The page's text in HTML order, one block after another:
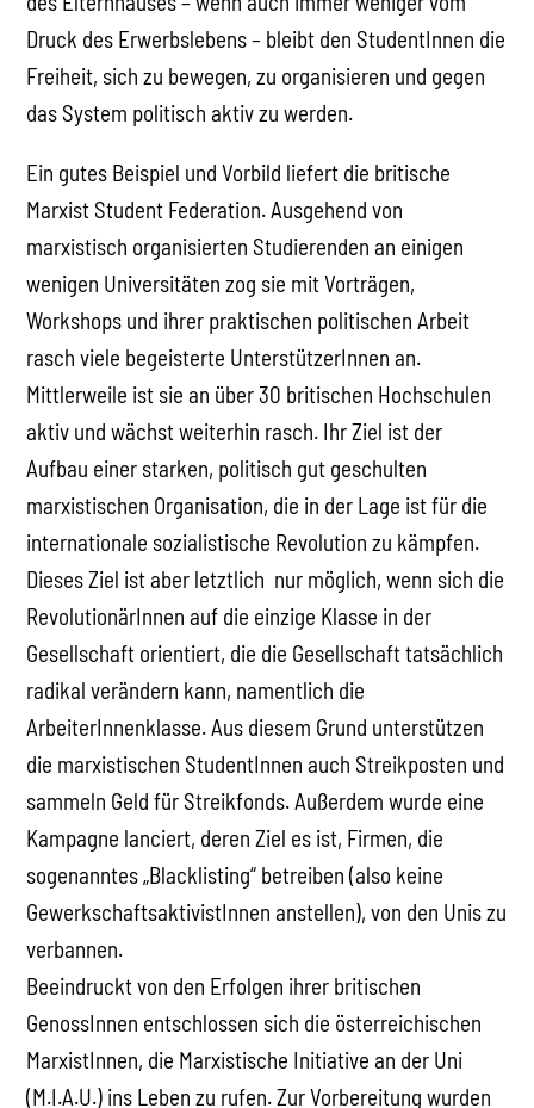
Druck des Erwerbslebens – bleibt den StudentInnen die
Freiheit, sich zu bewegen, zu organisieren und gegen
das System politisch aktiv zu werden.
Ein gutes Beispiel und Vorbild liefert die britische
Marxist Student Federation. Ausgehend von
marxistisch organisierten Studierenden an einigen
wenigen Universitäten zog sie mit Vorträgen,
Workshops und ihrer praktischen politischen Arbeit
rasch viele begeisterte UnterstützerInnen an.
Mittlerweile ist sie an über 30 britischen Hochschulen
aktiv und wächst weiterhin rasch. Ihr Ziel ist der
Aufbau einer starken, politisch gut geschulten
marxistischen Organisation, die in der Lage ist für die
internationale sozialistische Revolution zu kämpfen.
Dieses Ziel ist aber letztlich nur möglich, wenn sich die
RevolutionärInnen auf die einzige Klasse in der
Gesellschaft orientiert, die die Gesellschaft tatsächlich
radikal verändern kann, namentlich die
ArbeiterInnenklasse. Aus diesem Grund unterstützen
die marxistischen StudentInnen auch Streikposten und
sammeln Geld für Streikfonds. Außerdem wurde eine
Kampagne lanciert, deren Ziel es ist, Firmen, die
sogenanntes „Blacklisting“ betreiben (also keine
GewerkschaftsaktivistInnen anstellen), von den Unis zu
verbannen.
Beeindruckt von den Erfolgen ihrer britischen
GenossInnen entschlossen sich die österreichischen
MarxistInnen, die Marxistische Initiative an der Uni
(M.I.A.U.) ins Leben zu rufen. Zur Vorbereitung wurden